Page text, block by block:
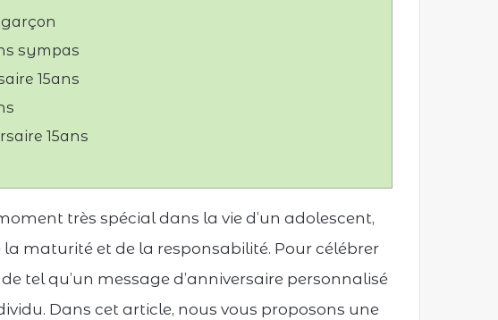
sympas
15ans
15ans
très spécial dans la vie d’un adolescent,
la maturité et de la responsabilité. Pour célébrer
tel qu’un message d’anniversaire personnalisé
Dans cet article, nous vous proposons une